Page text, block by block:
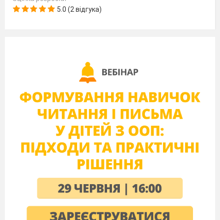
(соняшник)
На сім братів, літами всі рівні, а іменами
(рік,пора року,
місяць, тиждень)
У місті - двенадцять ринків, на кожному
по двадцять чотири дитини. (рік)
Чотири брати, всі Кіндрати, ввесь світ
оббіжать і один другого не дожене.
(колеса на возі, машині)
http://zagadki.org.ua/ua/riddles/kids/
Конкурс «Уважний математик»
(Знайти суму усіх чисел, які
зустрічаються у відео фрагменті про
Україну)
https://www.youtube.com/watch?
5.0 (2 відгука)